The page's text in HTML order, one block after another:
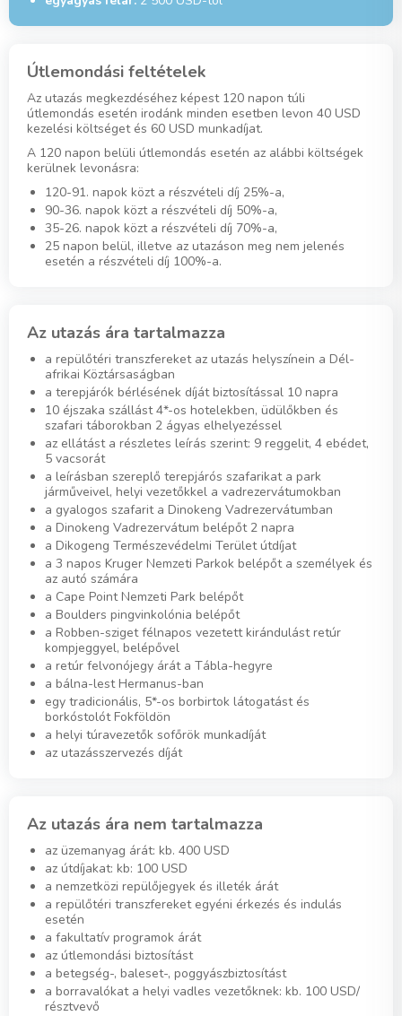
Útlemondási feltételek
Az utazás megkezdéséhez képest 120 napon túli
útlemondás esetén irodánk minden esetben levon 40 USD
kezelési költséget és 60 USD munkadíjat.
A 120 napon belüli útlemondás esetén az alábbi költségek
kerülnek levonásra:
120-91. napok közt a részvételi díj 25%-a,
90-36. napok közt a részvételi díj 50%-a,
35-26. napok közt a részvételi díj 70%-a,
25 napon belül, illetve az utazáson meg nem jelenés
esetén a részvételi díj 100%-a.
Az utazás ára tartalmazza
a repülőtéri transzfereket az utazás helyszínein a Dél-
afrikai Köztársaságban
a terepjárók bérlésének díját biztosítással 10 napra
10 éjszaka szállást 4*-os hotelekben, üdülőkben és
szafari táborokban 2 ágyas elhelyezéssel
az ellátást a részletes leírás szerint: 9 reggelit, 4 ebédet,
5 vacsorát
a leírásban szereplő terepjárós szafarikat a park
járműveivel, helyi vezetőkkel a vadrezervátumokban
a gyalogos szafarit a Dinokeng Vadrezervátumban
a Dinokeng Vadrezervátum belépőt 2 napra
a Dikogeng Természevédelmi Terület útdíjat
a 3 napos Kruger Nemzeti Parkok belépőt a személyek és
az autó számára
a Cape Point Nemzeti Park belépőt
a Boulders pingvinkolónia belépőt
a Robben-sziget félnapos vezetett kirándulást retúr
kompjeggyel, belépővel
a retúr felvonójegy árát a Tábla-hegyre
a bálna-lest Hermanus-ban
egy tradicionális, 5*-os borbirtok látogatást és
borkóstolót Fokföldön
a helyi túravezetők sofőrök munkadíját
az utazásszervezés díját
Az utazás ára nem tartalmazza
az üzemanyag árát: kb. 400 USD
az útdíjakat: kb: 100 USD
a nemzetközi repülőjegyek és illeték árát
a repülőtéri transzfereket egyéni érkezés és indulás
esetén
a fakultatív programok árát
az útlemondási biztosítást
a betegség-, baleset-, poggyászbiztosítást
a borravalókat a helyi vadles vezetőknek: kb. 100 USD/
résztvevő